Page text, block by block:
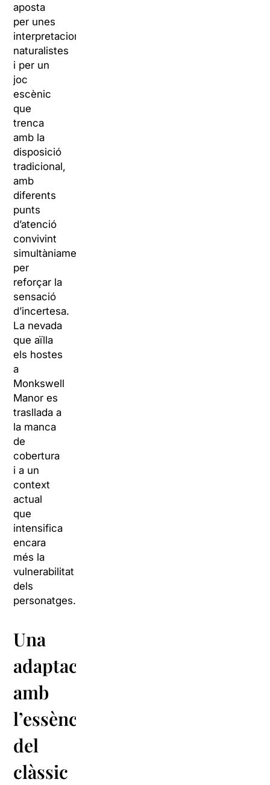
aposta
per unes
interpretacions
naturalistes
i per un
joc
escènic
que
trenca
amb la
disposició
tradicional,
amb
diferents
punts
d’atenció
convivint
simultàniament
per
reforçar la
sensació
d’incertesa.
La nevada
que aïlla
els hostes
a
Monkswell
Manor es
trasllada a
la manca
de
cobertura
i a un
context
actual
que
intensifica
encara
més la
vulnerabilitat
dels
personatges.
Una
adaptació
amb
l’essència
del
clàssic